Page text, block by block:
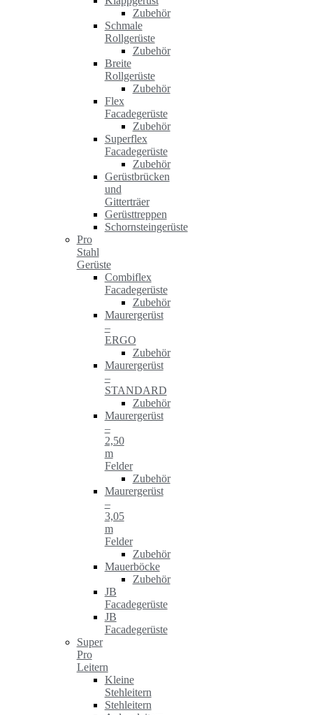
Zubehör
Schmale
Rollgerüste
Zubehör
Breite
Rollgerüste
Zubehör
Flex
Facadegerüste
Zubehör
Superflex
Facadegerüste
Zubehör
Gerüstbrücken
und
Gitterträer
Gerüsttreppen
Schornsteingerüste
Pro
Stahl
Gerüste
Combiflex
Facadegerüste
Zubehör
Maurergerüst
–
ERGO
Zubehör
Maurergerüst
–
STANDARD
Zubehör
Maurergerüst
–
2,50
m
Felder
Zubehör
Maurergerüst
–
3,05
m
Felder
Zubehör
Mauerböcke
Zubehör
JB
Facadegerüste
JB
Facadegerüste
Super
Pro
Leitern
Kleine
Stehleitern
Stehleitern